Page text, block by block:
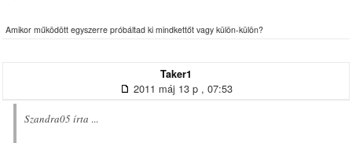
Amikor működött egyszerre próbáltad ki mindkettőt vagy külön-külön?
Taker1
2011 máj 13 p , 07:53
Szandra05 írta ...